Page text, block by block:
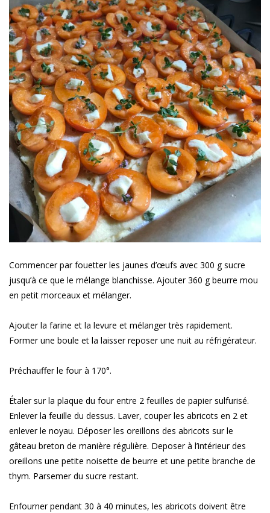
Commencer par fouetter les jaunes d’œufs avec 300 g sucre
jusqu’à ce que le mélange blanchisse. Ajouter 360 g beurre mou
en petit morceaux et mélanger.
Ajouter la farine et la levure et mélanger très rapidement.
Former une boule et la laisser reposer une nuit au réfrigérateur.
Préchauffer le four à 170°.
Étaler sur la plaque du four entre 2 feuilles de papier sulfurisé.
Enlever la feuille du dessus. Laver, couper les abricots en 2 et
enlever le noyau. Déposer les oreillons des abricots sur le
gâteau breton de manière régulière. Deposer à l’intérieur des
oreillons une petite noisette de beurre et une petite branche de
thym. Parsemer du sucre restant.
Enfourner pendant 30 à 40 minutes, les abricots doivent être